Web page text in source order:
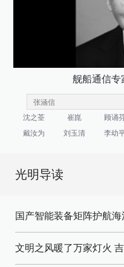
舰船通信专
沈之荃 崔崑 顾诵
戴汝为
刘玉清 李幼
光明导读
国产智能装备矩阵护航
文明之风暖了万家灯火